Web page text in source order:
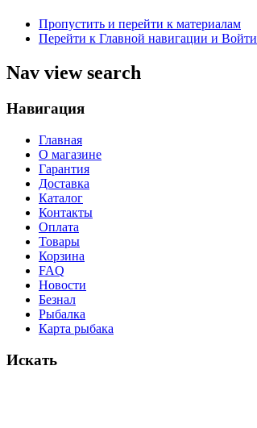
Пропустить и перейти к материалам
Перейти к Главной навигации и Войти
Nav view search
Навигация
Главная
О магазине
Гарантия
Доставка
Каталог
Контакты
Оплата
Товары
Корзина
FAQ
Новости
Безнал
Рыбалка
Карта рыбака
Искать